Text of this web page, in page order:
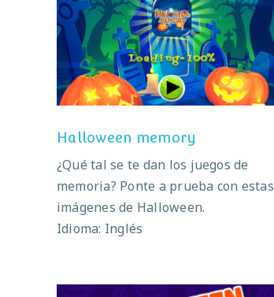
Halloween memory
Halloween memory
¿Qué tal se te dan los juegos de
memoria? Ponte a prueba con estas
imágenes de Halloween.
Idioma: Inglés